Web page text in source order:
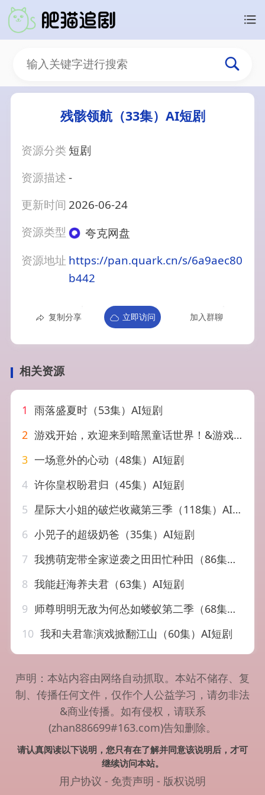
残骸领航（33集）AI短剧
资源分类 短剧
资源描述-
更新时间 2026-06-24
资源类型
夸克网盘
资源地址 https://pan.quark.cn/s/6a9aec80
b442
复制分享 立即访问 加入群聊
相关资源
1 雨落盛夏时（53集）AI短剧
2 游戏开始，欢迎来到暗黑童话世界！&游戏开始欢迎来到暗黑童话世界（93集）AI短剧
3 一场意外的心动（48集）AI短剧
4 许你皇权盼君归（45集）AI短剧
5 星际大小姐的破烂收藏第三季（118集）AI短剧
6 小兕子的超级奶爸（35集）AI短剧
7 我携萌宠带全家逆袭之田田忙种田（86集）AI短剧
8 我能赶海养夫君（63集）AI短剧
9 师尊明明无敌为何怂如蝼蚁第二季（68集）AI短剧
10 我和夫君靠演戏掀翻江山（60集）AI短剧
声明：本站内容由网络自动抓取。本站不储存、复
制、传播任何文件，仅作个人公益学习，请勿非法
&商业传播。如有侵权，请联系
(zhan886699#163.com)告知删除。
请认真阅读以下说明，您只有在了解并同意该说明后，才可
继续访问本站。
用户协议 - 免责声明 - 版权说明